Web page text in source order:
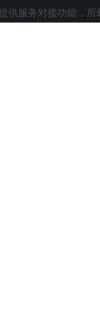
供服务对接功能，